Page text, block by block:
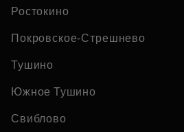
Ростокино
Покровское-Стрешнево
Тушино
Южное Тушино
Свиблово